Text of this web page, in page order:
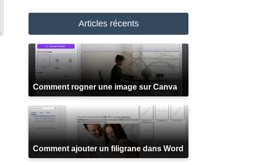
Articles récents
Comment rogner une image sur Canva
Comment ajouter un filigrane dans Word